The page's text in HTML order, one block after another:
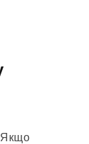
Якщо